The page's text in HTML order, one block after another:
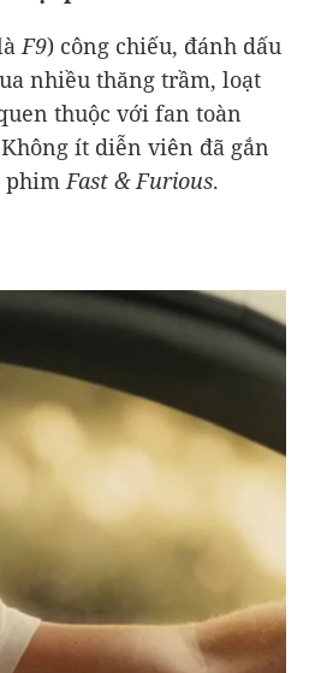
F9) công chiếu, đánh dấu
nhiều thăng trầm, loạt
thuộc với fan toàn
ít diễn viên đã gắn
phimFast & Furious.